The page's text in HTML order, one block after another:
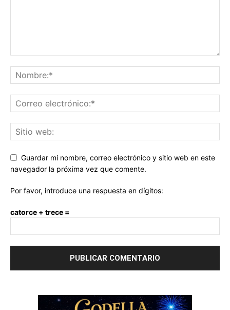
Guardar mi nombre, correo electrónico y sitio web en este
navegador la próxima vez que comente.
Por favor, introduce una respuesta en dígitos:
catorce + trece =